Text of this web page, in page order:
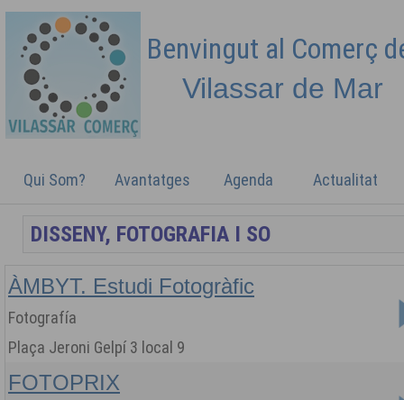
Benvingut al Comerç
Vilassar de Mar
Qui Som? Avantatges Agenda Actualitat
ÀMBYT. Estudi Fotogràfic
Fotografía
Plaça Jeroni Gelpí 3 local 9
FOTOPRIX